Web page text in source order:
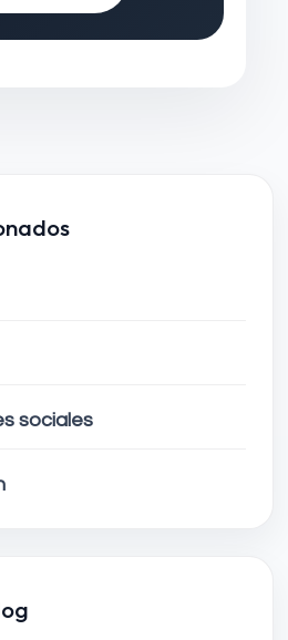
sociales